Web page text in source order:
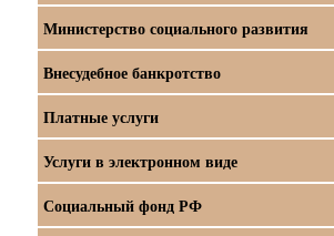
Министерство социального развития
Внесудебное банкротство
Платные услуги
Услуги в электронном виде
Социальный фонд РФ